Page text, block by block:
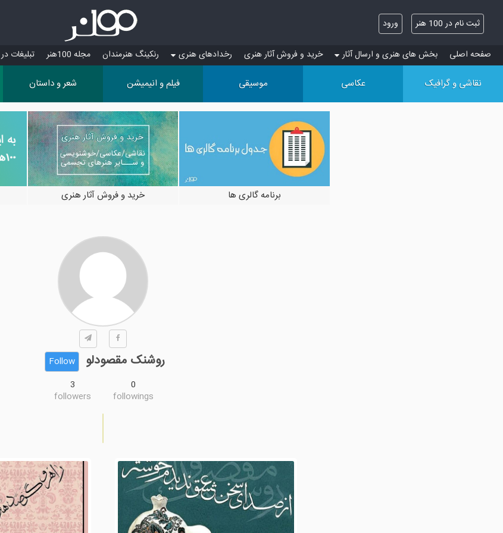
ثبت نام در 100 هنر ورود
صفحه اصلی بخش های هنری و ارسال آثار خرید و فروش آثار هنری رخدادهای هنری رنکینگ هنرمندان مجله 100هنر تبلیغات در 100هنر
نقاشی و گرافیک عکاسی موسیقی فیلم و انیمیشن شعر و داستان
خرید و فروش آثار هنری برنامه گالری ها
روشنک مقصودلو
Follow
0
followings
3
followers